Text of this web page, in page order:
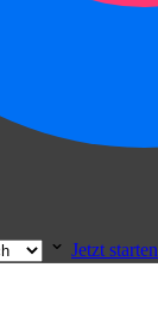
Jetzt starten